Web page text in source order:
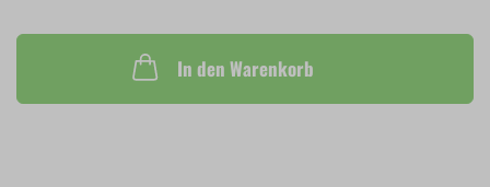
In den Warenkorb